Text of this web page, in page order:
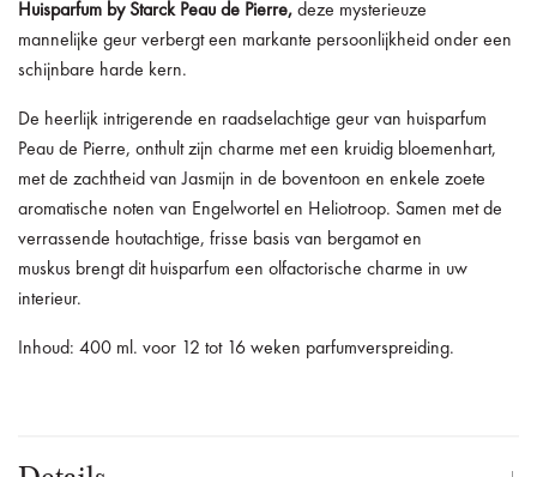
Huisparfum by Starck Peau de Pierre, deze mysterieuze
mannelijke geur verbergt een markante persoonlijkheid onder een
schijnbare harde kern.
De heerlijk intrigerende en raadselachtige geur van huisparfum
Peau de Pierre, onthult zijn charme met een kruidig bloemenhart,
met de zachtheid van Jasmijn in de boventoon en enkele zoete
aromatische noten van Engelwortel en Heliotroop. Samen met de
verrassende houtachtige, frisse basis van bergamot en
muskus brengt dit huisparfum een olfactorische charme in uw
interieur.
Inhoud: 400 ml. voor 12 tot 16 weken parfumverspreiding.